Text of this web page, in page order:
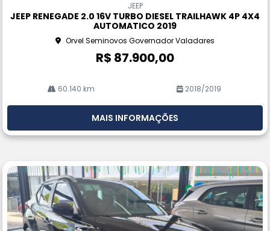
rtil
JEEP
JEEP RENEGADE 2.0 16V TURBO DIESEL TRAILHAWK 4P 4X4
AUTOMATICO 2019
Orvel Seminovos Governador Valadares
R$ 87.900,00
60.140 km 2018/2019
MAIS INFORMAÇÕES